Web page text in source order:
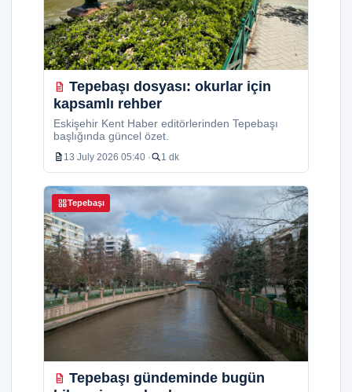
Tepebaşı dosyası: okurlar için
kapsamlı rehber
Eskişehir Kent Haber editörlerinden Tepebaşı
başlığında güncel özet.
13 July 2026 05:40 · 1 dk
Tepebaşı
Tepebaşı gündeminde bugün